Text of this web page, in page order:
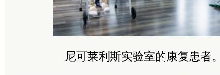
尼可莱利斯实验室的康复患者